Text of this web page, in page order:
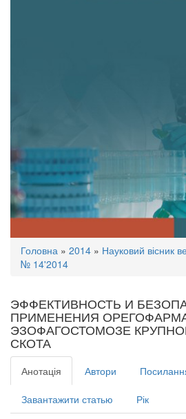
Ви
тут
Головна » 2014 » Науковий вісник
№ 14'2014
ЭФФЕКТИВНОСТЬ И
ПРИМЕНЕНИЯ
ЭЗОФАГОСТОМОЗЕ
СКОТА
Анотація Автори
Завантажити статью Рік